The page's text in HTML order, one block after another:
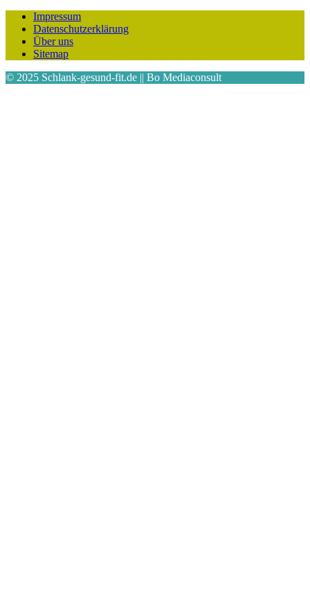
Impressum
Datenschutzerklärung
Über uns
Sitemap
© 2025 Schlank-gesund-fit.de || Bo Mediaconsult